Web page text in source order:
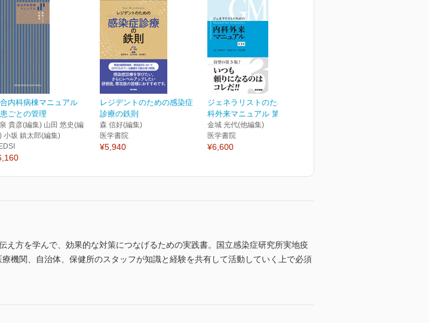
内科病棟マニュアル
ごとの管理
貴彦(編集) 山田 悠史(編
小坂 鎮太郎(編集)
レジデントのための感染症
診療の鉄則
森 信好(編集)
医学書院
¥5,940
ジェネラリストのための内
科外来マニュアル 第3版
金城 光代(他編集)
医学書院
¥6,600
方を学んで、効果的な対策につなげるための実践書。国立感染症研究所実地疫
機関、自治体、保健所のスタッフが知識と経験を共有して活動していく上で必須